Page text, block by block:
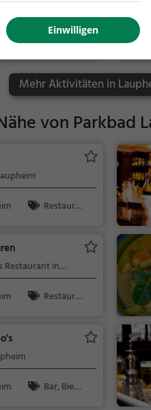
Familie &
Kinder, Natu
r, See
Mehr Aktivitäten in
von Parkbad
Restaura
tagessen, Ab
Restaurant in
Restaura
Bar, Bier,
Einwilligen